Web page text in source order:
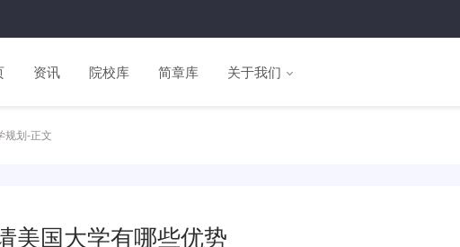
资讯 院校库 简章库 关于我们
规划-正文
美国大学有哪些优势